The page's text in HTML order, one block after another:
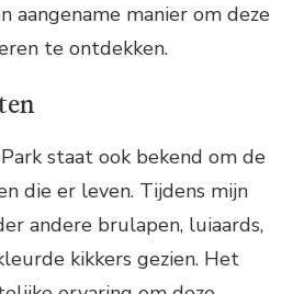
aangename manier om deze
te ontdekken.
staat ook bekend om de
die er leven. Tijdens mijn
andere brulapen, luiaards,
kikkers gezien. Het